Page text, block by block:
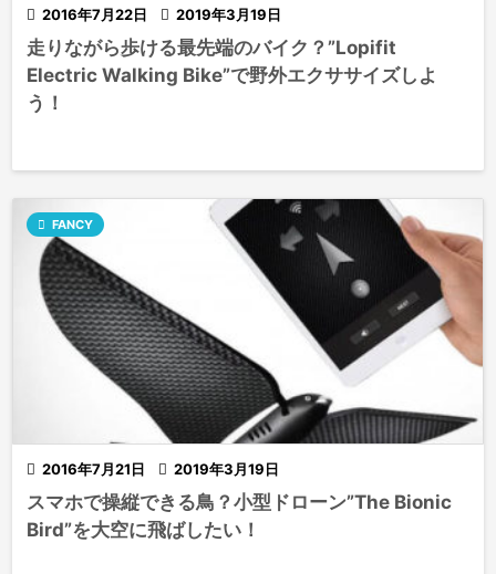
 2016年7月22日  2019年3月19日
走りながら歩ける最先端のバイク？”Lopifit
Electric Walking Bike”で野外エクササイズしよ
う！
 2016年7月21日  2019年3月19日
 FANCY
スマホで操縦できる鳥？小型ドローン”The Bionic
Bird”を大空に飛ばしたい！